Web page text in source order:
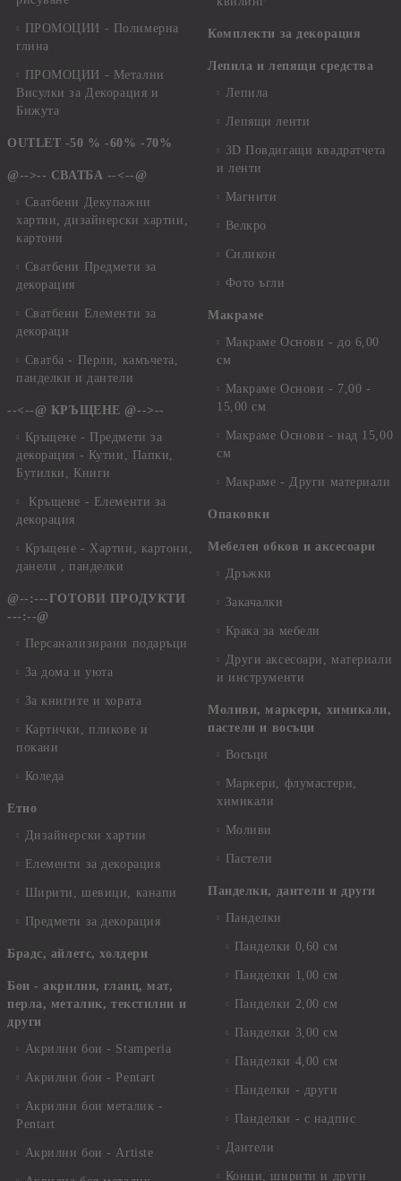
ПРОМОЦИИ - Полимерна
глина
ПРОМОЦИИ - Метални
Висулки за Декорация и
Бижута
OUTLET -50 % -60% -70%
@-->-- СВАТБА --<--@
Сватбени Декупажни
хартии, дизайнерски хартии,
картони
Сватбени Предмети за
декорация
Сватбени Елементи за
декораци
Сватба - Перли, камъчета,
панделки и дантели
--<--@ КРЪЩЕНЕ @-->--
Кръщене - Предмети за
декорация - Кутии, Папки,
Бутилки, Книги
Кръщене - Елементи за
декорация
Кръщене - Хартии, картони,
данели , панделки
@--:---ГОТОВИ ПРОДУКТИ
---:--@
Персанализирани подаръци
За дома и уюта
За книгите и хората
Картички, пликове и
покани
Коледа
Етно
Дизайнерски хартии
Елементи за декорация
Ширити, шевици, канапи
Предмети за декорация
Брадс, айлетс, холдери
Бои - акрилни, гланц, мат,
перла, металик, текстилни и
други
Акрилни бои - Stamperia
Акрилни бои - Pentart
Акрилни бои металик -
Pentart
Акрилни бои - Artiste
Комплекти за декорация
Лепила и лепящи средства
Лепила
Лепящи ленти
3D Повдигащи квадратчета
и ленти
Магнити
Велкро
Силикон
Фото ъгли
Макраме
Макраме Основи - до 6,00
см
Макраме Основи - 7,00 -
15,00 см
Макраме Основи - над 15,00
см
Макраме - Други материали
Опаковки
Мебелен обков и аксесоари
Дръжки
Закачалки
Крака за мебели
Други аксесоари, материали
и инструменти
Моливи, маркери, химикали,
пастели и восъци
Восъци
Маркери, флумастери,
химикали
Моливи
Пастели
Панделки, дантели и други
Панделки
Панделки 0,60 см
Панделки 1,00 см
Панделки 2,00 см
Панделки 3,00 см
Панделки 4,00 см
Панделки - други
Панделки - с надпис
Дантели
Конци, ширити и други